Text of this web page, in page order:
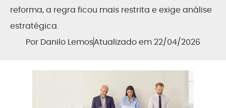
reforma, a regra ficou mais restrita e exige análise
estratégica.
Por Danilo LemosAtualizado em 22/04/2026